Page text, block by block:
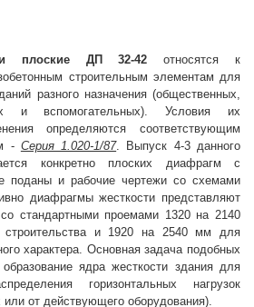
плоские ДП 32-42 относятся к
строительным элементам для
разного назначения (общественных,
и вспомогательных). Условия их
определяются соответствующим
- Серия 1.020-1/87. Выпуск 4-3 данного
конкретно плоских диафрагм с
поданы и рабочие чертежи со схемами
диафрагмы жесткости представляют
стандартными проемами 1320 на 2140
и 1920 на 2540 мм для
характера. Основная задача подобных
ядра жесткости здания для
горизонтальных нагрузок
от действующего оборудования).